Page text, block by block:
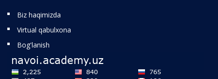
Biz haqimizda
Virtual qabulxona
Bog'lanish